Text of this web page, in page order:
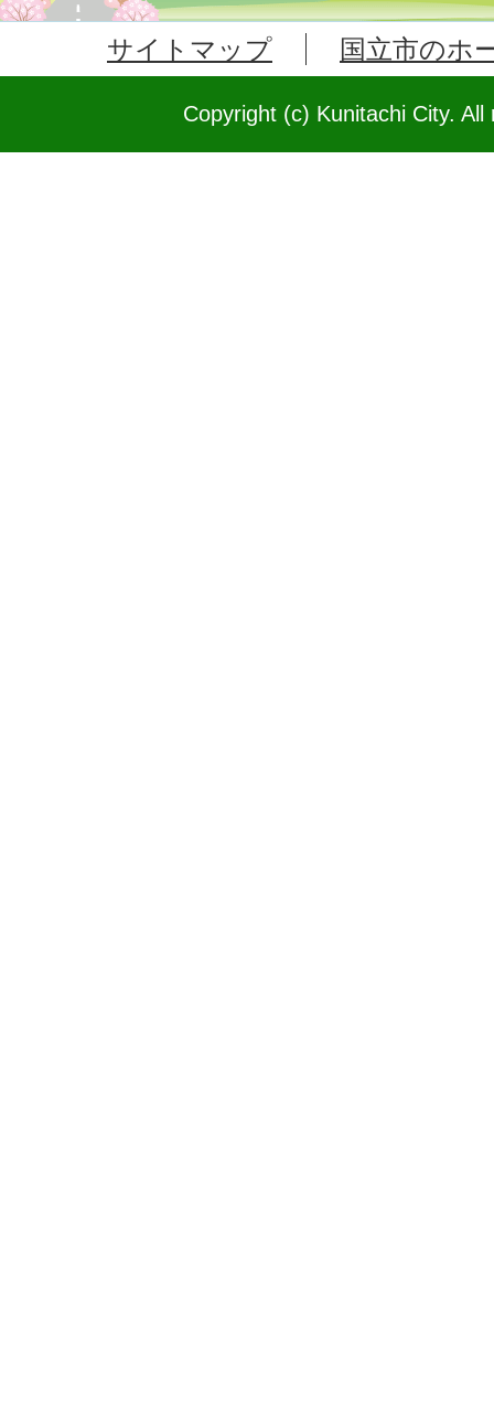
サイトマップ 国立市のホ
Copyright (c) Kunitachi City.